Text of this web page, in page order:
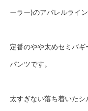
ーラー)のアパレルライン
定番のやや太めセミバ
パンツです。
太すぎない落ち着いた